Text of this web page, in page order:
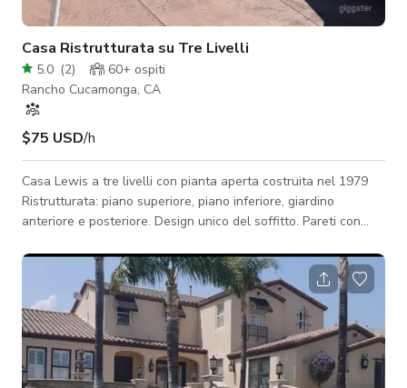
Casa Ristrutturata su Tre Livelli
5.0 (2) 60+ ospiti
Rancho Cucamonga, CA
$75 USD/h
Casa Lewis a tre livelli con pianta aperta costruita nel 1979
Ristrutturata: piano superiore, piano inferiore, giardino
anteriore e posteriore. Design unico del soffitto. Pareti con
parete a specchio, pavimenti in travertino, moquette nello
spazio soggiorno formale e nella camera da letto principale.
Bellissime porte doppie in ferro battuto con design di apertura
in vetro. Doccia in pietra per 2 persone, vasca spa al piano
superiore